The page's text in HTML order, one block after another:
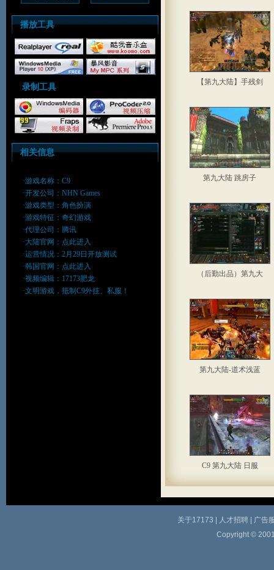
播放工具
录制工具
相关信息
·游戏名称：C9
·开发公司：NHN Games
·游戏类型：角色扮演
·游戏特征：奇幻游戏
·代理公司：腾讯
·大陆官网： 点此进入
·运营情况：2月29日开放测试
·韩国官网： 点此进入
·视频编辑：17173肥龙
·文明游戏，抵制C9外挂、私服！
【第九大陆】手残剑
第九大陆 跳房子
（后勤出品）第九大
第九大陆-道术浅蓝
C9 第九大陆 日服
关于17173 人才招聘|
广告
Copyright ©